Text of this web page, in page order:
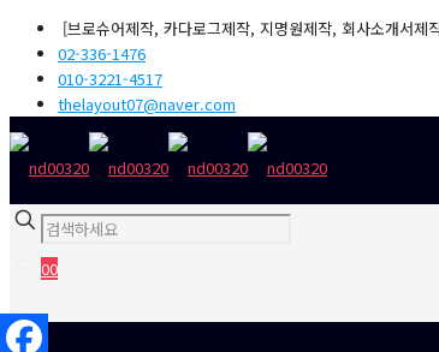
[브로슈어제작, 카다로그제작, 지명원제작, 회사소개서
02-336-1476
010-3221-4517
thelayout07@naver.com
00
₩0